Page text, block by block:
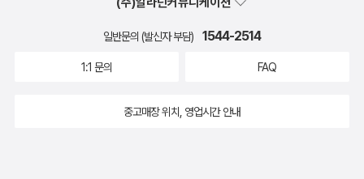
일반문의 (발신자 부담) 1544-2514
1:1 문의 FAQ
중고매장 위치, 영업시간 안내